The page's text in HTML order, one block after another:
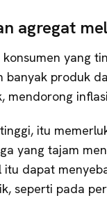
agregat
konsumen yang
banyak produk
mendorong
itu
yang tajam
itu dapat
seperti pada